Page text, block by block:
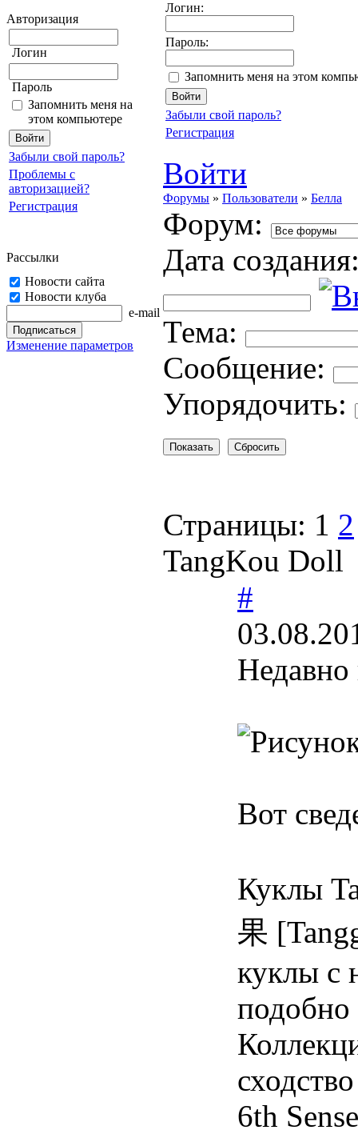
Авторизация
Логин
Пароль
Запомнить меня на
этом компьютере
Забыли свой пароль?
Проблемы с
авторизацией?
Регистрация
Рассылки
Новости сайта
Новости клуба
e-mail
Изменение параметров
Логин:
Пароль:
Запомнить меня на этом
Забыли свой пароль?
Регистрация
Войти
Форумы » Пользователи » Белла
Форум:
Дата
Тема:
Cooбщение:
Упорядочить:
Страницы: 1 2
TangKou Doll
#
Недавно
Вот
Куклы
果
куклы с
6th